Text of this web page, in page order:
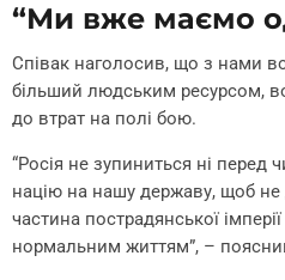
“Ми вже маємо
Співак наголосив, що з нами
більший людським ресурсом,
до втрат на полі бою.
“Росія не зупиниться ні
націю на нашу державу, щоб
частина пострадянської
нормальним життям”, –